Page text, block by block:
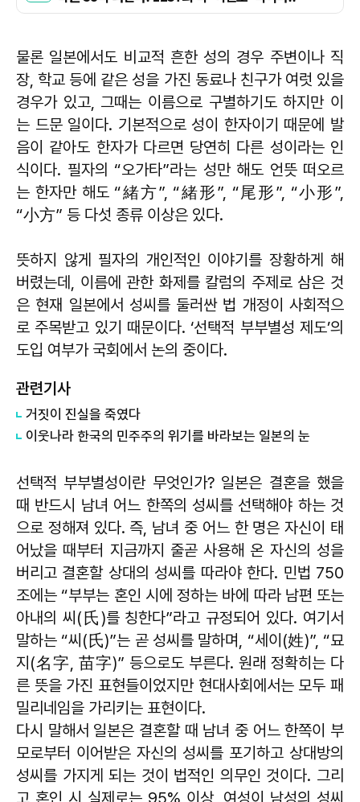
물론 일본에서도 비교적 흔한 성의 경우 주변이나 직
장, 학교 등에 같은 성을 가진 동료나 친구가 여럿 있을
경우가 있고, 그때는 이름으로 구별하기도 하지만 이
는 드문 일이다. 기본적으로 성이 한자이기 때문에 발
음이 같아도 한자가 다르면 당연히 다른 성이라는 인
식이다. 필자의 “오가타”라는 성만 해도 언뜻 떠오르
는 한자만 해도 “緒方”, “緒形”, “尾形”, “小形”,
“小方” 등 다섯 종류 이상은 있다.
뜻하지 않게 필자의 개인적인 이야기를 장황하게 해
버렸는데, 이름에 관한 화제를 칼럼의 주제로 삼은 것
은 현재 일본에서 성씨를 둘러싼 법 개정이 사회적으
로 주목받고 있기 때문이다. ‘선택적 부부별성 제도’의
도입 여부가 국회에서 논의 중이다.
관련기사
거짓이 진실을 죽였다
이웃나라 한국의 민주주의 위기를 바라보는 일본의 눈
선택적 부부별성이란 무엇인가? 일본은 결혼을 했을
때 반드시 남녀 어느 한쪽의 성씨를 선택해야 하는 것
으로 정해져 있다. 즉, 남녀 중 어느 한 명은 자신이 태
어났을 때부터 지금까지 줄곧 사용해 온 자신의 성을
버리고 결혼할 상대의 성씨를 따라야 한다. 민법 750
조에는 “부부는 혼인 시에 정하는 바에 따라 남편 또는
아내의 씨(氏)를 칭한다”라고 규정되어 있다. 여기서
말하는 “씨(氏)”는 곧 성씨를 말하며, “세이(姓)”, “묘
지(名字, 苗字)” 등으로도 부른다. 원래 정확히는 다
른 뜻을 가진 표현들이었지만 현대사회에서는 모두 패
밀리네임을 가리키는 표현이다.
다시 말해서 일본은 결혼할 때 남녀 중 어느 한쪽이 부
모로부터 이어받은 자신의 성씨를 포기하고 상대방의
성씨를 가지게 되는 것이 법적인 의무인 것이다. 그리